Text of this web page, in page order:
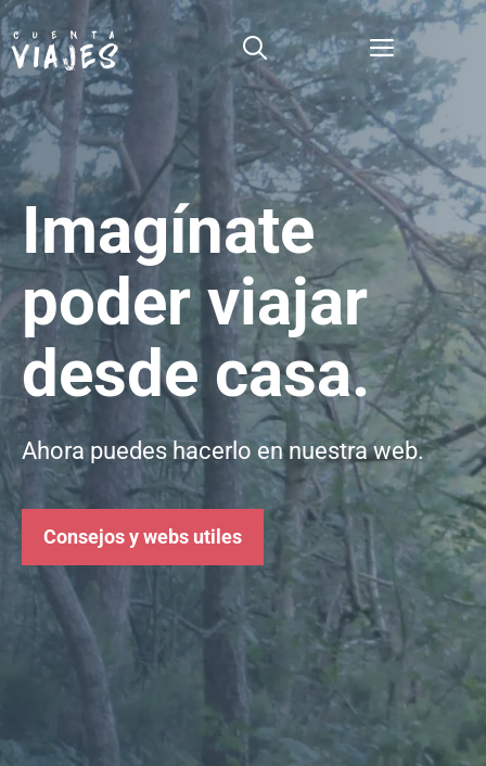
Saltar
al
contenido
Menú
Imagínate
poder viajar
desde casa.
Ahora puedes hacerlo en nuestra web.
Consejos y webs utiles